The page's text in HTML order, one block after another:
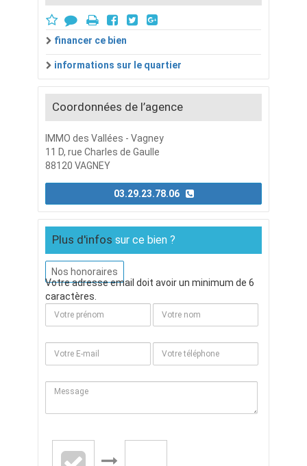
financer ce bien
informations sur le quartier
Coordonnées de l’agence
IMMO des Vallées - Vagney
11 D, rue Charles de Gaulle
88120 VAGNEY
Plus d'infos sur ce bien ?
Nos honoraires
Votre adresse email doit avoir un minimum de 6
caractères.